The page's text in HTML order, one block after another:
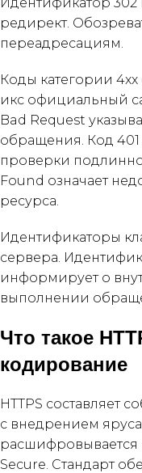
редирект.
переадресациям.
Коды категории 4xx
икс официальный
Bad Request
обращения. Код
проверки
Found означает
ресурса.
Идентификаторы
сервера.
информирует о
выполнении
Что такое
кодирование
HTTPS составляет
с внедрением
расшифровывается
Secure. Стандарт